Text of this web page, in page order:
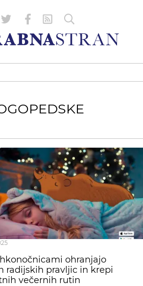
ohranjajo
radijskih pravljic in krepi
večernih rutin